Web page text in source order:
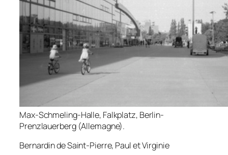
Max-Schmeling-Halle, Falkplatz, Berlin-
Prenzlauerberg (Allemagne).
Bernardin de Saint-Pierre, Paul et Virginie